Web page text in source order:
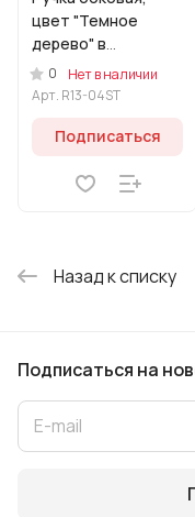
цвет "Темное
дерево" в
комплекте с
винтом
0
Нет в наличии
Арт. R13-04ST
Подписаться
Назад к списку
Подписаться на